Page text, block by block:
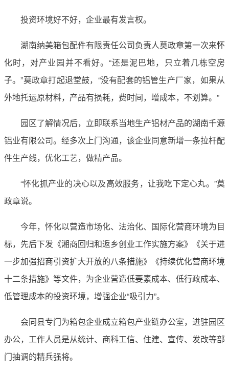
投资环境好不好，企业最有发言权。
湖南纳美箱包配件有限责任公司负责人莫政章第一次来怀
化时，对产业园并不看好。“还是泥巴地，只立着几栋空房
子。”莫政章打起退堂鼓，“没有配套的铝管生产厂家，如果从
外地托运原材料，产品有损耗，费时间，增成本，不划算。”
园区了解情况后，立即联系当地生产铝材产品的湖南千源
铝业有限公司。经多次上门沟通，该企业同意新增一条拉杆配
件生产线，优化工艺，做精产品。
“怀化抓产业的决心以及高效服务，让我吃下定心丸。”莫
政章说。
今年，怀化以营造市场化、法治化、国际化营商环境为目
标，先后下发《湘商回归和返乡创业工作实施方案》《关于进
一步加强招商引资扩大开放的八条措施》《持续优化营商环境
十二条措施》等文件，为企业营造低要素成本、低行政成本、
低管理成本的投资环境，增强企业“吸引力”。
会同县专门为箱包企业成立箱包产业链办公室，进驻园区
办公，工作人员是从统计、商科工信、住建、宣传、发改等部
门抽调的精兵强将。